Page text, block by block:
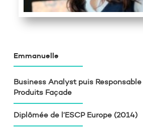
Emmanuelle
Business Analyst puis
Produits Façade
Diplômée de l’ESCP Europe (2014)